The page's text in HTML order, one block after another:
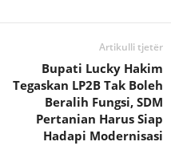
Artikulli tjetër
Bupati Lucky Hakim
Tegaskan LP2B Tak Boleh
Beralih Fungsi, SDM
Pertanian Harus Siap
Hadapi Modernisasi